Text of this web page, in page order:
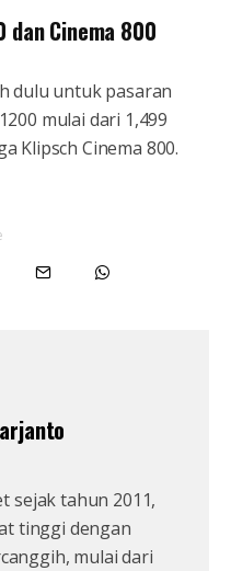
dan Cinema 800
dulu untuk pasaran
mulai dari 1,499
Klipsch Cinema 800.
sejak tahun 2011,
tinggi dengan
mulai dari